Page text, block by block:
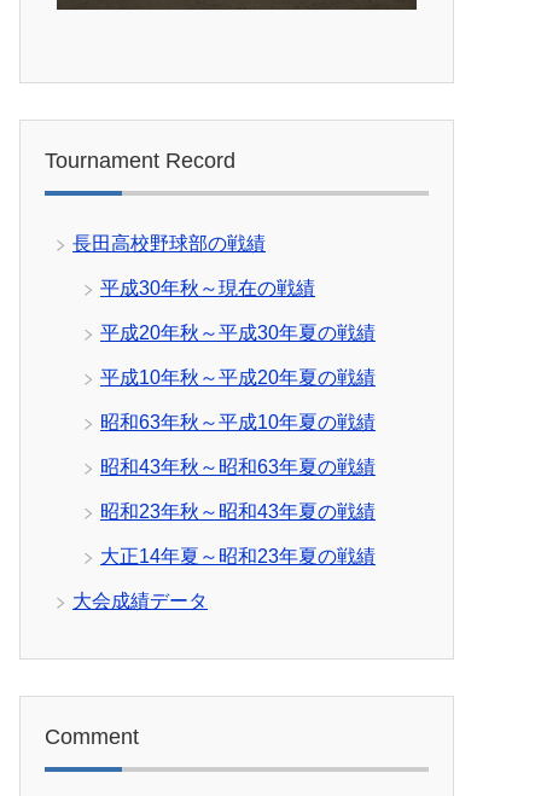
Tournament Record
長田高校野球部の戦績
平成30年秋～現在の戦績
平成20年秋～平成30年夏の戦績
平成10年秋～平成20年夏の戦績
昭和63年秋～平成10年夏の戦績
昭和43年秋～昭和63年夏の戦績
昭和23年秋～昭和43年夏の戦績
大正14年夏～昭和23年夏の戦績
大会成績データ
Comment